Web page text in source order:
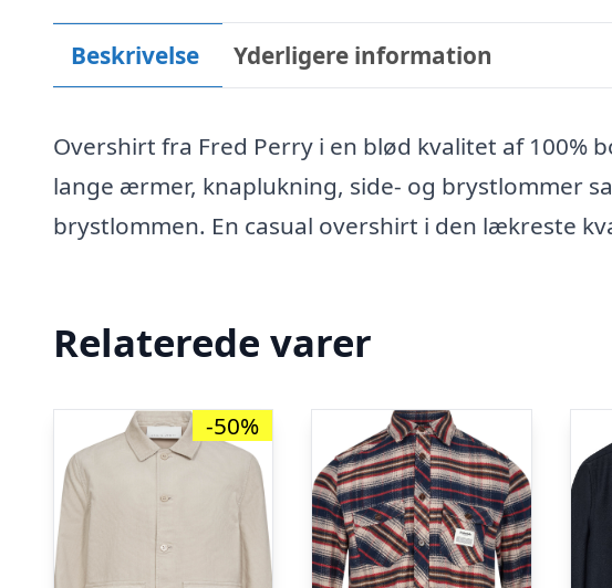
Beskrivelse Yderligere information
Overshirt fra Fred Perry i en blød kvalitet af 100%
lange ærmer, knaplukning, side- og brystlommer
brystlommen. En casual overshirt i den lækreste
Relaterede varer
-50%